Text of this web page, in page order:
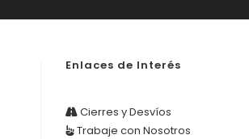
Enlaces de Interés
Cierres y Desvíos
Trabaje con Nosotros